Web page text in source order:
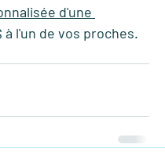
d'une
à l'un de vos proches.